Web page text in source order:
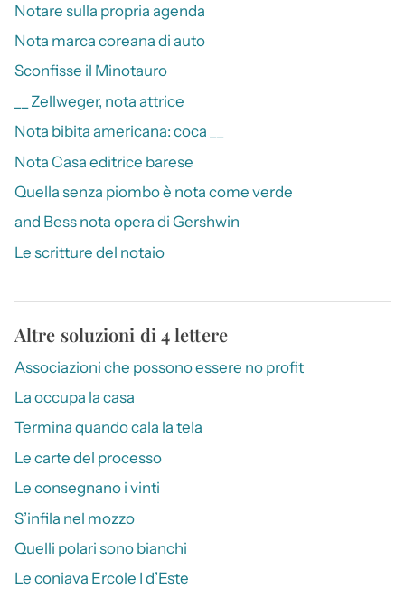
Notare sulla propria agenda
Nota marca coreana di auto
Sconfisse il Minotauro
__ Zellweger, nota attrice
Nota bibita americana: coca __
Nota Casa editrice barese
Quella senza piombo è nota come verde
and Bess nota opera di Gershwin
Le scritture del notaio
Altre soluzioni di 4 lettere
Associazioni che possono essere no profit
La occupa la casa
Termina quando cala la tela
Le carte del processo
Le consegnano i vinti
S’infila nel mozzo
Quelli polari sono bianchi
Le coniava Ercole I d’Este